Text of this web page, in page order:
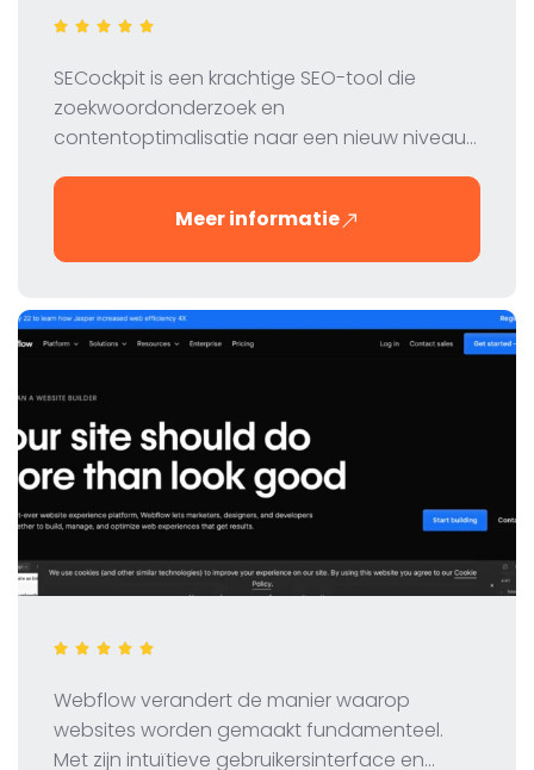
SECockpit is een krachtige SEO-tool die
zoekwoordonderzoek en
contentoptimalisatie naar een nieuw niveau
digitale marketeers en SEO-professionals.
Meer informatie
Webflow verandert de manier waarop
websites worden gemaakt fundamenteel.
Met zijn intuïtieve gebruikersinterface en